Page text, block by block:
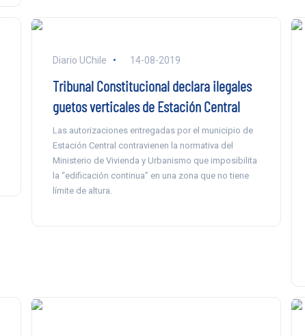
Diario UChile 14-08-2019
Tribunal Constitucional declara ilegales
guetos verticales de Estación Central
Las autorizaciones entregadas por el municipio de
Estación Central contravienen la normativa del
Ministerio de Vivienda y Urbanismo que imposibilita
la “edificación continua” en una zona que no tiene
límite de altura.